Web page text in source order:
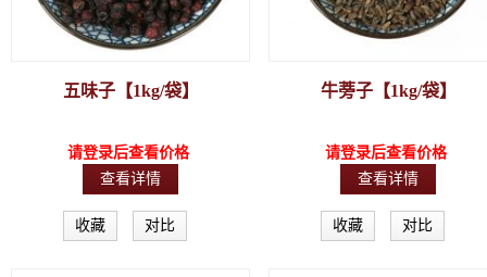
五味子【1kg/袋】
请登录后查看价格
查看详情
收藏 对比
牛蒡子【1kg/袋】
请登录后查看价格
查看详情
收藏 对比